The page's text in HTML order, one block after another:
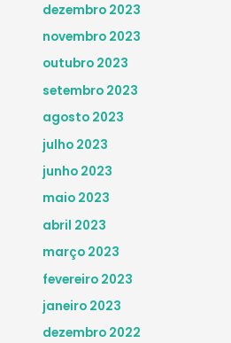
dezembro 2023
novembro 2023
outubro 2023
setembro 2023
agosto 2023
julho 2023
junho 2023
maio 2023
abril 2023
março 2023
fevereiro 2023
janeiro 2023
dezembro 2022